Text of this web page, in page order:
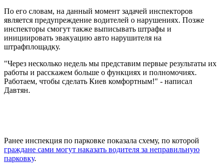
По его словам, на данный момент задачей инспекторов
является предупреждение водителей о нарушениях. Позже
инспекторы смогут также выписывать штрафы и
инициировать эвакуацию авто нарушителя на
штрафплощадку.
"Через несколько недель мы представим первые результаты их
работы и расскажем больше о функциях и полномочиях.
Работаем, чтобы сделать Киев комфортным!" - написал
Давтян.
Ранее инспекция по парковке показала схему, по которой
граждане сами могут наказать водителя за неправильную
парковку.